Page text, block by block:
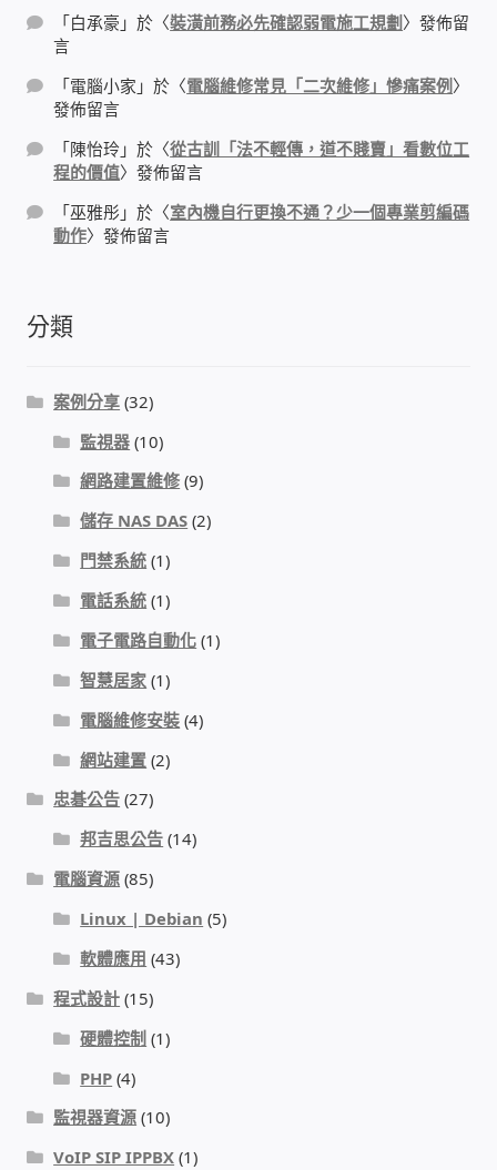
安立達(Aristel)
聯盟電子(LINEMEX)
網路型門口視訊對講機
電話 工具 軟體 手冊
感應式門鎖、電子鎖
電梯樓層刷卡管制
停車場、社區大樓 車道管制系統
風速傳感器+PLC自動控制
mOA雲考勤 指紋、卡片、手機APP GPS打卡
智慧櫃
電子鎖 凱特安Kwikset
電子模組電路模塊
門禁安全控制 工具 軟體 手冊
建築技術設備設置
租屋維修、租屋安全
智慧電錶、儲值、雲端 電子式電錶
公用房間插卡計費方案
「白承豪 」於〈裝潢前務必先確認弱電施工規劃〉發佈留
言
「電腦小家 」於〈電腦維修常見「二次維修」慘痛案例〉
發佈留言
「陳怡玲 」於〈從古訓「法不輕傳，道不賤賣」看數位工
程的價值〉發佈留言
「巫雅彤 」於〈室內機自行更換不通？少一個專業剪編碼
動作〉發佈留言
分類
案例分享 (32)
監視器 (10)
網路建置維修 (9)
儲存 NAS DAS (2)
門禁系統 (1)
電話系統 (1)
電子電路自動化 (1)
智慧居家 (1)
電腦維修安裝 (4)
網站建置 (2)
忠碁公告 (27)
邦吉思公告 (14)
電腦資源 (85)
Linux | Debian (5)
軟體應用 (43)
程式設計 (15)
硬體控制 (1)
PHP (4)
監視器資源 (10)
VoIP SIP IPPBX (1)